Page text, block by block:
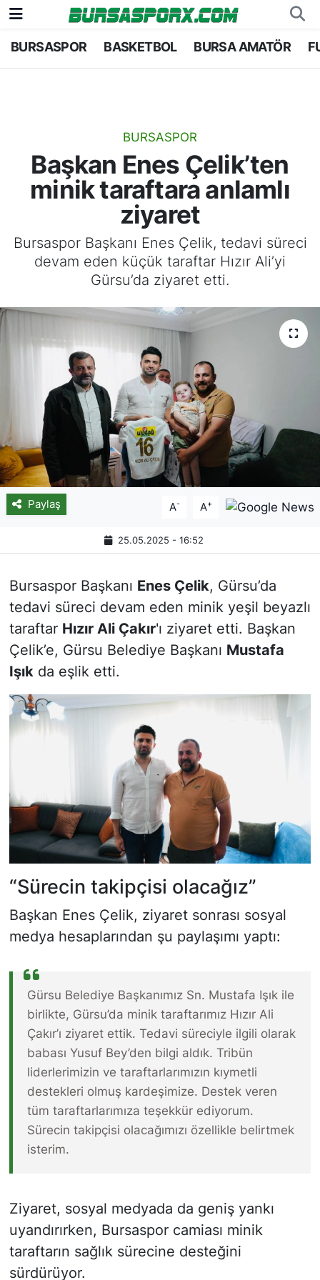
BURSASPOR BASKETBOL BURSA AMATÖR
BURSASPOR
Başkan Enes Çelik’ten
minik taraftara anlamlı
ziyaret
Bursaspor Başkanı Enes Çelik, tedavi süreci
devam eden küçük taraftar Hızır Ali’yi
Gürsu’da ziyaret etti.
Paylaş A- A+
25.05.2025 - 16:52
Bursaspor Başkanı Enes Çelik, Gürsu’da
tedavi süreci devam eden minik yeşil beyazlı
taraftar Hızır Ali Çakır'ı ziyaret etti. Başkan
Çelik’e, Gürsu Belediye Başkanı Mustafa
Işık da eşlik etti.
“Sürecin takipçisi olacağız”
Başkan Enes Çelik, ziyaret sonrası sosyal
medya hesaplarından şu paylaşımı yaptı:
Gürsu Belediye Başkanımız Sn. Mustafa Işık ile
birlikte, Gürsu’da minik taraftarımız Hızır Ali
Çakır’ı ziyaret ettik. Tedavi süreciyle ilgili olarak
babası Yusuf Bey’den bilgi aldık. Tribün
liderlerimizin ve taraftarlarımızın kıymetli
destekleri olmuş kardeşimize. Destek veren
tüm taraftarlarımıza teşekkür ediyorum.
Sürecin takipçisi olacağımızı özellikle belirtmek
isterim.
Ziyaret, sosyal medyada da geniş yankı
uyandırırken, Bursaspor camiası minik
taraftarın sağlık sürecine desteğini
sürdürüyor.
Bursaspor
Bursa Amatör
Hentbol
Voleybol
Bursa Nöbetçi Eczaneler
Bursa Trafik Yoğunluk Haritası
TFF 2.Lig Kırmızı Grup Puan Durumu ve Fikstür
Tüm Manşetler
Son Dakika Haberleri
Haber Arşivi